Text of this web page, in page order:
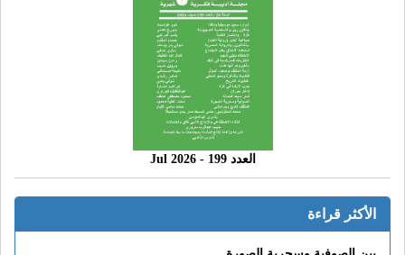
العدد 199 - 2026 Jul
الأكثر قراءة